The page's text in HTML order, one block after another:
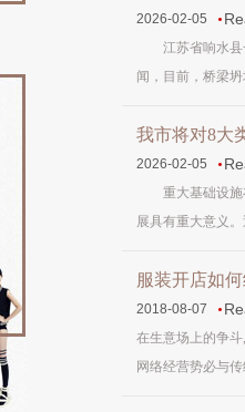
2026-02-05
江苏省响水县一
闻，目前，桥梁
我市将对8大
2026-02-05
重大基础设施在
展具有重大意义
服装开店如
2018-08-07
在生意场上的争
网络经营势必与